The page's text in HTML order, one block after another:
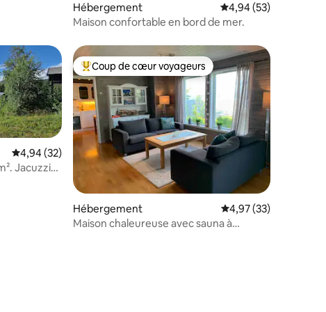
Hébergement Évaluation moyenne
4,94 (53)
Maison confortable en bord de mer.
: 4,95 sur 5
Évaluation moyenne sur la base de 32 commentaires : 4,94 sur 5
4,94 (32)
Jacuzzi
Coups de cœur voyageurs les plus appréciés
Coup de cœur voyageurs
Hébergement Évaluation moyenne
4,97 (33)
Maison chaleureuse avec sauna à